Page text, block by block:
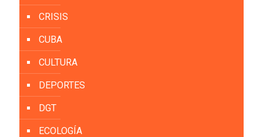
CRISIS
CUBA
CULTURA
DEPORTES
DGT
ECOLOGÍA